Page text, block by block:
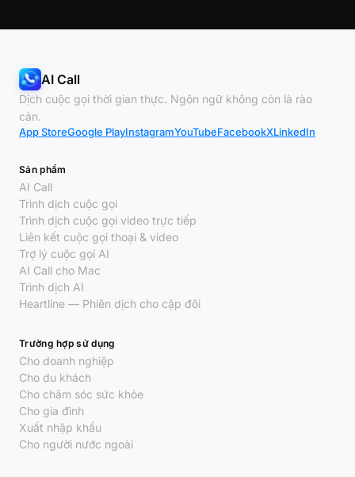
AI Call
Dịch cuộc gọi thời gian thực. Ngôn ngữ không còn là rào
cản.
App StoreGoogle PlayInstagramYouTubeFacebookXLinkedIn
Sản phẩm
AI Call
Trình dịch cuộc gọi
Trình dịch cuộc gọi video trực tiếp
Liên kết cuộc gọi thoại & video
Trợ lý cuộc gọi AI
AI Call cho Mac
Trình dịch AI
Heartline — Phiên dịch cho cặp đôi
Trường hợp sử dụng
Cho doanh nghiệp
Cho du khách
Cho chăm sóc sức khỏe
Cho gia đình
Xuất nhập khẩu
Cho người nước ngoài